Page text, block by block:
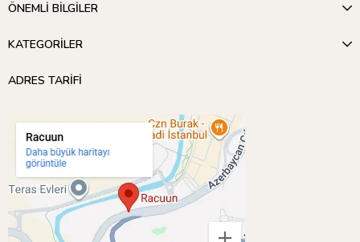
ÖNEMLİ BİLGİLER
KATEGORİLER
ADRES TARİFİ